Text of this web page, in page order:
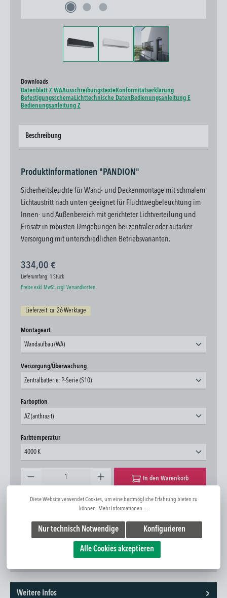
Downloads
Datenblatt Z WAAusschreibungstexteKonformitätserklärung
Befestigungsschema Lichttechnische Daten Bedienungsanleitung E
Bedienungsanleitung Z
Beschreibung
Produktinformationen "PANDION"
Sicherheitsleuchte für Wand- und Deckenmontage mit schmalem
Lichtaustritt nach unten geeignet für Fluchtwegbeleuchtung im
Innen- und Außenbereich mit gerichteter Lichtverteilung und
Einsatz in robusten Umgebungen bei zentraler oder autarker
Versorgung mit unterschiedlichen Betriebsvarianten.
334,00 €
Lieferumfang: 1 Stück
Preise exkl. MwSt. zzgl. Versandkosten
Lieferzeit: ca. 26 Werktage
Montageartauswählen
Wandaufbau (WA)
Versorgung/Überwachungauswählen
Zentralbatterie: P-Serie (S10)
Farboption
AZ (anthrazit)
Farbtemperaturauswählen
4000 K
In den Warenkorb
Zum Merkzettel hinzufügen Frage zum Artikel
Artikel-Nr:1310272021
Weitere Infos
Diese Website verwendet Cookies, um eine bestmögliche Erfahrung bieten zu
können. Mehr Informationen ...
Nur technisch Notwendige Konfigurieren
Alle Cookies akzeptieren